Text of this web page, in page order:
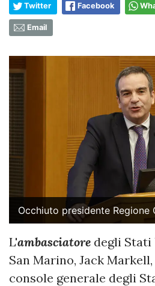
Twitter Facebook
Email
Occhiuto presidente Regione
L'ambasciatore degli
San Marino, Jack
console generale degli